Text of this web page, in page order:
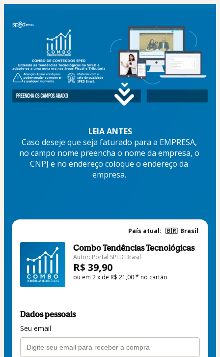
LEIA ANTES
Caso deseje que seja faturado para a EMPRESA,
no campo nome preencha o nome da empresa, o
CNPJ e no endereço coloque o endereço da
empresa.
País atual: 🇧🇷 Brasil
Combo Tendências Tecnológicas
Autor: Portal SPED Brasil
R$ 39,90
ou em 2 x de R$ 21,00 * no cartão
Dados pessoais
Seu email